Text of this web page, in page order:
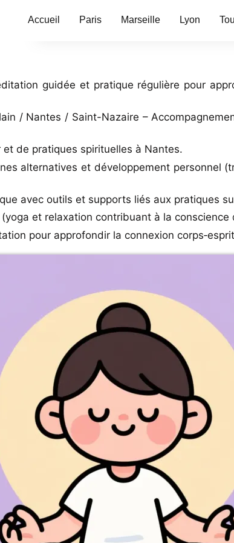
Accueil Paris Marseille Lyon
guidée et pratique régulière pour
/ Nantes / Saint-Nazaire –
et de pratiques spirituelles à Nantes.
alternatives et développement personnel
avec outils et supports liés aux pratiques
et relaxation contribuant à la conscience
pour approfondir la connexion